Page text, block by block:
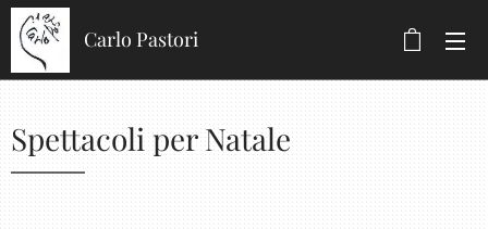
Carlo Pastori
Spettacoli per Natale